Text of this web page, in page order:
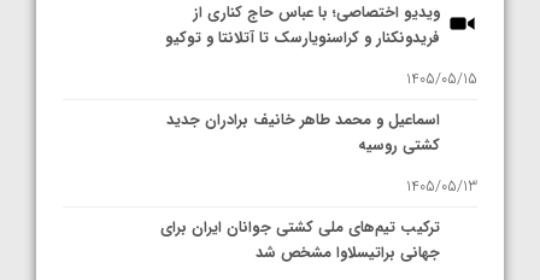
ویدیو اختصاصی؛ با عباس حاج کناری از
فریدونکنار و کراسنویارسک تا آتلانتا و توکیو
1405/05/15
اسماعیل و محمد طاهر خانیف برادران جدید
کشتی روسیه
1405/05/13
ترکیب تیم‌های ملی کشتی جوانان ایران برای
جهانی براتیسلاوا مشخص شد